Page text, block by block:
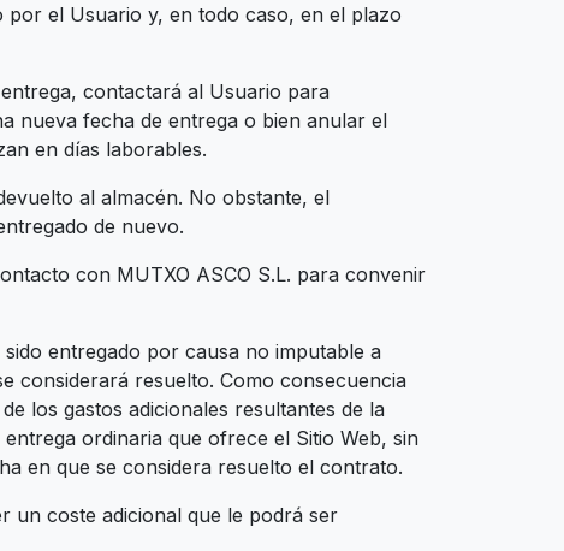
por el Usuario y, en todo caso, en el plazo
contactará al Usuario para
nueva fecha de entrega o bien anular el
en días laborables.
al almacén. No obstante, el
de nuevo.
con MUTXO ASCO S.L. para convenir
entregado por causa no imputable a
considerará resuelto. Como consecuencia
los gastos adicionales resultantes de la
ordinaria que ofrece el Sitio Web, sin
en que se considera resuelto el contrato.
un coste adicional que le podrá ser